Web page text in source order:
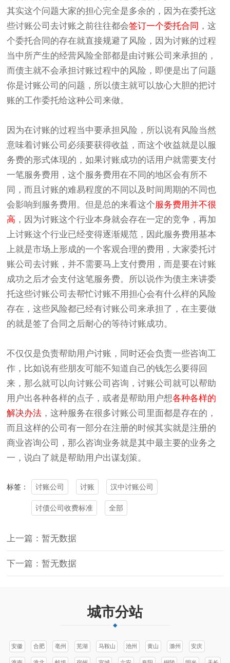
其实这个问题大家的担心完全是多余的，因为在委托这
些讨账公司去讨账之前往往都会签订一个委托合同 ，这
个委托合同的存在就直接规避了风险，因为讨账的过程
当中所产生的经营风险全部都是由讨账公司来承担的，
而债主就不会承担讨账过程中的风险，即便是出了问题
你是讨账公司的问题，所以债主就可以放心大胆的把讨
账的工作委托给这种公司来做。
因为在讨账的过程当中要承担风险，所以说有风险当然
意味着讨账公司必须要获得收益，而这个收益就是以服
务费的形式体现的，如果讨账成功的话用户就需要支付
一笔服务费用，这个服务费用在不同的地区会有所不
同，而且讨账的难易程度的不同以及时间周期的不同也
会影响到服务费用。但是总的来看这个服务费用并不很
高 ，因为讨账这个行业本身就会存在一定的竞争，再加
上讨账这个行业已经变得逐渐规范，因此服务费用基本
上就是市场上形成的一个客观合理的费用，大家委托讨
账公司去讨账，并不需要马上支付费用，而是要在讨账
成功之后才会支付这笔服务费。所以说作为债主来讲委
托这些讨账公司去帮忙讨账不用担心会有什么样的风险
存在，这些风险都已经有讨账公司来承担了，在主要做
的就是签了合同之后耐心的等待讨账成功。
不仅仅是负责帮助用户讨账，同时还会负责一些咨询工
作，比如说有些朋友可能不知道自己的钱怎么要得回
来，那么就可以向讨账公司咨询，讨账公司就可以帮助
用户出各种各样的点子，或者是帮助用户想各种各样的
解决办法 ，这种服务在很多讨账公司里面都是存在的，
而且这样的公司有一部分在注册的时候其实就是注册的
商业咨询公司，那么咨询业务就是其中最主要的业务之
一，说白了就是帮助用户出谋划策。
标签： 讨账公司 讨账 汉中讨账公司
讨债公司收费标准 全部
上一篇：暂无数据
下一篇：暂无数据
城市分站
安徽 合肥 亳州 芜湖 马鞍山 池州 黄山 滁州 安庆